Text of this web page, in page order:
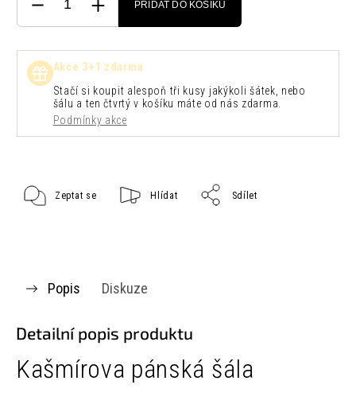
PŘIDAT DO KOŠÍKU
Akce 3+1 zdarma
Stačí si koupit alespoň tři kusy jakýkoli šátek, nebo
šálu a ten čtvrtý v košíku máte od nás zdarma.
Podmínky akce
Zeptat se Hlídat Sdílet
Popis Diskuze
Detailní popis produktu
Kašmírova pánská šála